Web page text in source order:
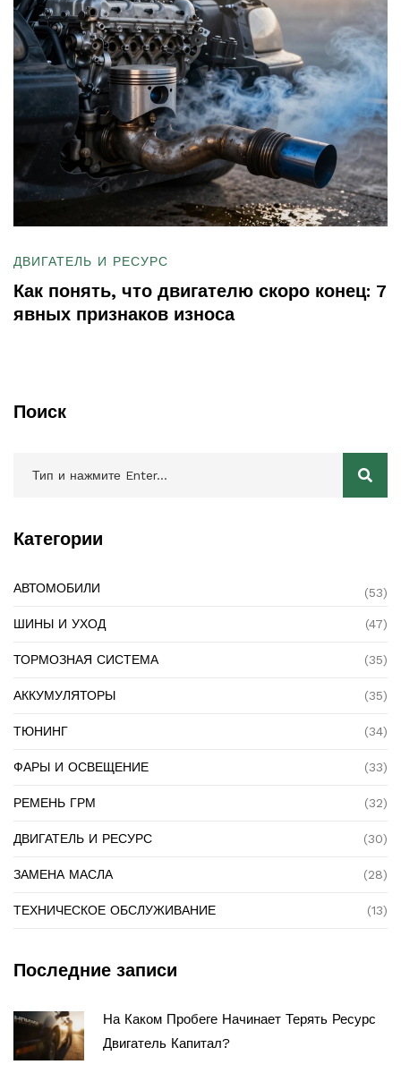
ДВИГАТЕЛЬ И РЕСУРС
Как понять, что двигателю скоро конец: 7
явных признаков износа
Поиск
Категории
АВТОМОБИЛИ (53)
ШИНЫ И УХОД (47)
ТОРМОЗНАЯ СИСТЕМА (35)
АККУМУЛЯТОРЫ (35)
ТЮНИНГ (34)
ФАРЫ И ОСВЕЩЕНИЕ (33)
РЕМЕНЬ ГРМ (32)
ДВИГАТЕЛЬ И РЕСУРС (30)
ЗАМЕНА МАСЛА (28)
ТЕХНИЧЕСКОЕ ОБСЛУЖИВАНИЕ (13)
Последние записи
На Каком Пробеге Начинает Терять Ресурс
Двигатель Капитал?